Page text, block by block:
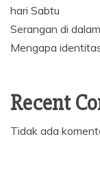
hari Sabtu
Serangan di
Mengapa
Recent
Tidak ada